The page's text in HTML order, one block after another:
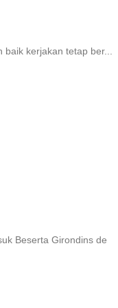
kerjakan tetap ber...
Beserta Girondins de